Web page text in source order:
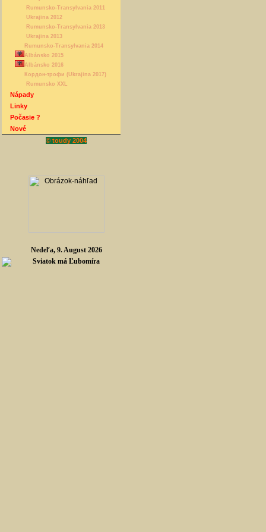
Rumunsko-Transylvania 2011
Ukrajina 2012
Rumunsko-Transylvania 2013
Ukrajina 2013
Rumunsko-Transylvania 2014
Albánsko 2015
Albánsko 2016
Кордон-трофи (Ukrajina 2017)
Rumunsko XXL
Nápady
Linky
Počasie ?
Nové
© toudy 2004
Nedeľa, 9. August 2026
Sviatok má Ľubomíra